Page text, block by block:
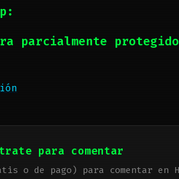
:
parcialmente protegido
para comentar
o de pago) para comentar en